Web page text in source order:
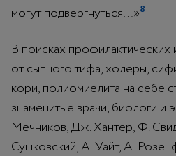
могут подвергнуться…»8
В поисках
от сыпного тифа, холеры,
кори, полиомиелита на себе
знаменитые врачи, биологи и
Мечников, Дж. Хантер, Ф.
Сушковский, А. Уайт, А.